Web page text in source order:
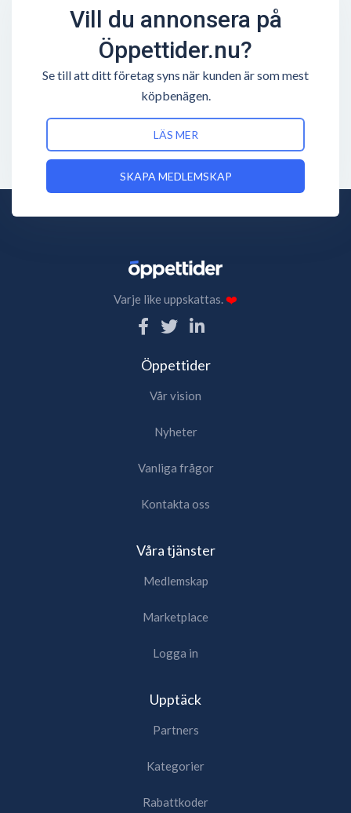
Vill du annonsera på
Öppettider.nu?
Se till att ditt företag syns när kunden är som mest
köpbenägen.
LÄS MER
SKAPA MEDLEMSKAP
Varje like uppskattas.❤️
Öppettider
Vår vision
Nyheter
Vanliga frågor
Kontakta oss
Våra tjänster
Medlemskap
Marketplace
Logga in
Upptäck
Partners
Kategorier
Rabattkoder